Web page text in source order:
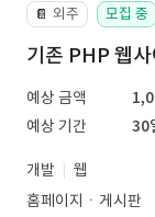
📔 외주 모집 중
기존 PHP 웹
예상 금액
예상 기간
30
개발
웹
홈페이지ㆍ게시판